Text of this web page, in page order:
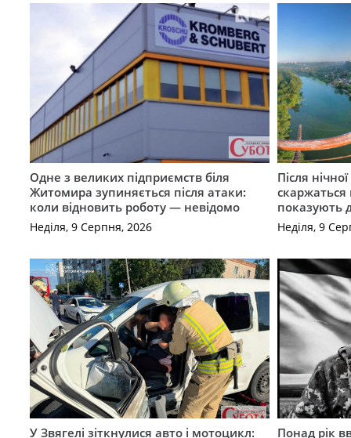
Одне з великих підприємств біля
Житомира зупиняється після атаки:
коли відновить роботу — невідомо
Неділя, 9 Серпня, 2026
Після
показують
Неділя, 9
У Звягелі зіткнулися авто і мотоцикл: Понад рік